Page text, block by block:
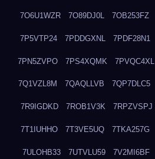
7O6U1WZR 7O89DJ0L 7OB253FZ
7P5VTP24 7PDDGXNL 7PDF28N1
7PN5ZVPO 7PS4XQMK 7PVQC4XL
7Q1VZL8M 7QAQLLVB 7QP7DLC5
7R9IGDKD 7ROB1V3K 7RPZVSPJ
7T1IUHHO 7T3VE5UQ 7TKA257G
7ULOHB33 7UTVLU59 7V2MI6BF